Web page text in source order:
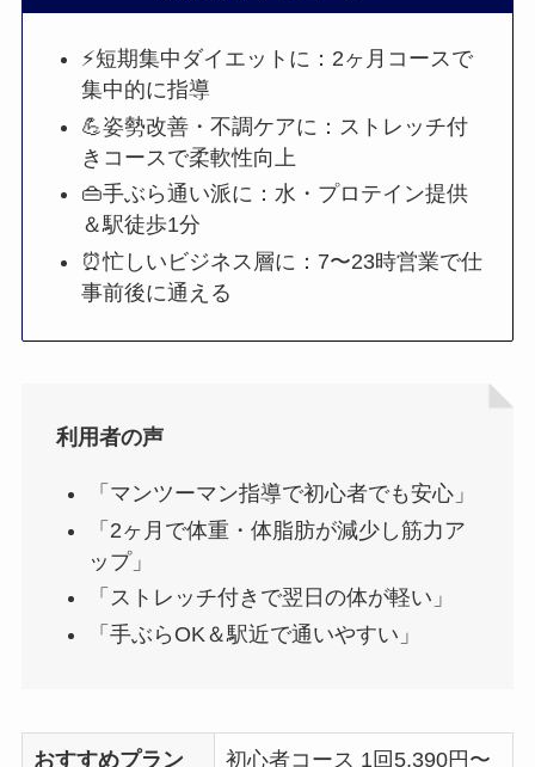
⚡短期集中ダイエットに：2ヶ月コースで
集中的に指導
💪姿勢改善・不調ケアに：ストレッチ付
きコースで柔軟性向上
👜手ぶら通い派に：水・プロテイン提供
＆駅徒歩1分
⏰忙しいビジネス層に：7〜23時営業で仕
事前後に通える
利用者の声
「マンツーマン指導で初心者でも安心」
「2ヶ月で体重・体脂肪が減少し筋力ア
ップ」
「ストレッチ付きで翌日の体が軽い」
「手ぶらOK＆駅近で通いやすい」
おすすめプラン 初心者コース 1回5,390円〜